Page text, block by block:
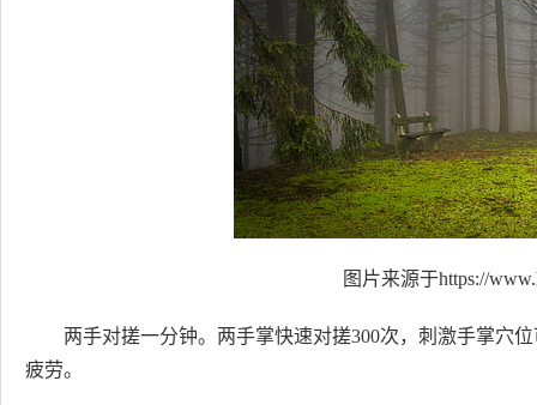
图片来源于https://
两手对搓一分钟。两手掌快速对搓300次，刺激手掌穴
疲劳。